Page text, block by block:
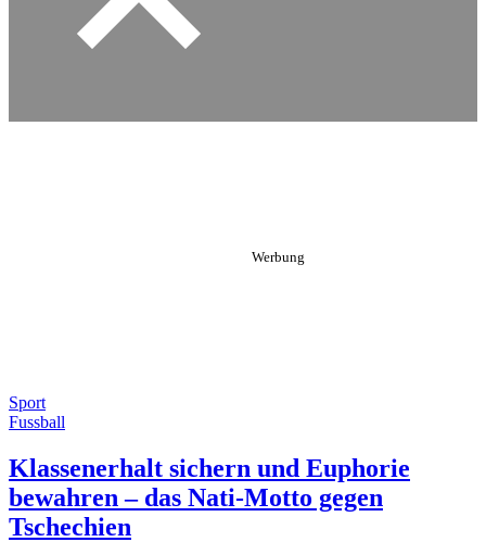
Sport
Fussball
Klassenerhalt sichern und Euphorie
bewahren – das Nati-Motto gegen
Tschechien